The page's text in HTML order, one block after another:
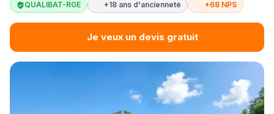
QUALIBAT-RGE +18 ans d'ancienneté +68 NPS
Je veux un devis gratuit